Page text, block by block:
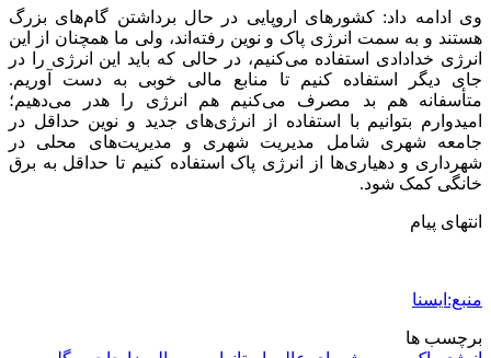
وی ادامه داد: کشورهای اروپایی در حال برداشتن گام‌های بزرگ
هستند و به سمت انرژی پاک و نوین رفته‌اند، ولی ما همچنان از این
انرژی خدادادی استفاده می‌کنیم، در حالی که باید این انرژی را در
جای دیگر استفاده کنیم تا منابع مالی خوبی به دست آوریم.
متأسفانه هم بد مصرف می‌کنیم هم انرژی را هدر می‌دهیم؛
امیدوارم بتوانیم با استفاده از انرژی‌های جدید و نوین حداقل در
جامعه شهری شامل مدیریت شهری و مدیریت‌های محلی در
شهرداری و دهیاری‌ها از انرژی پاک استفاده کنیم تا حداقل به برق
خانگی کمک شود.
انتهای پیام
منبع:ایسنا
برچسب ها